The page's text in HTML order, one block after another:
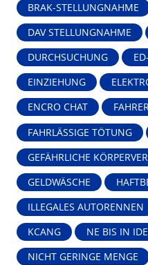
BRAK-STELLUNGNAHME
DAV STELLUNGNAHME
DURCHSUCHUNG
EINZIEHUNG
ENCRO CHAT
FAHRLÄSSIGE TÖTUNG
GEFÄHRLICHE
GELDWÄSCHE
ILLEGALES AUTORENNEN
KCANG NE BIS IN
NICHT GERINGE MENGE